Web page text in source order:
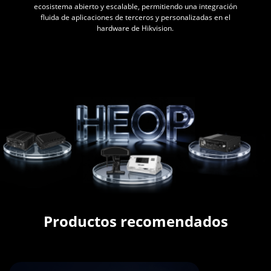
ecosistema abierto y escalable, permitiendo una integración
fluida de aplicaciones de terceros y personalizadas en el
hardware de Hikvision.
Productos recomendados